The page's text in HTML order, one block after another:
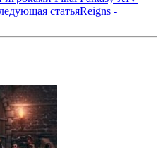
статьяReigns -